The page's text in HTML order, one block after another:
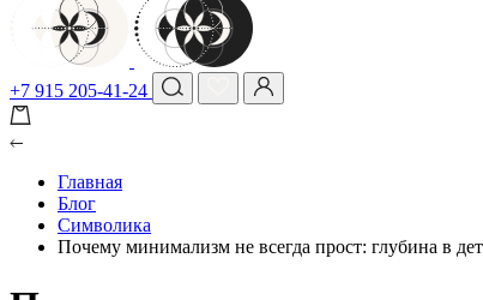
+7 915 205-41-24
Главная
Блог
Символика
Почему минимализм не всегда прост: глубина в